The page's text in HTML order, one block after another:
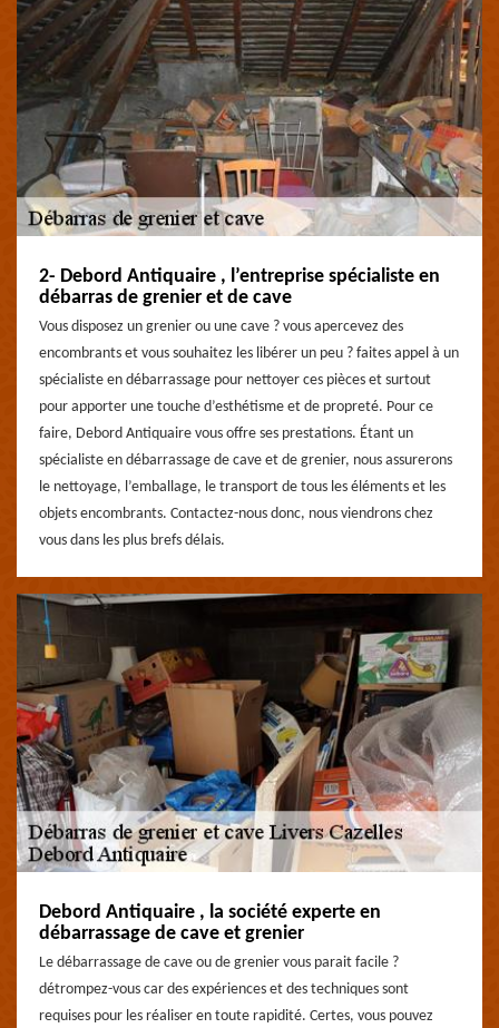
2- Debord Antiquaire , l’entreprise spécialiste en
débarras de grenier et de cave
Vous disposez un grenier ou une cave ? vous apercevez des
encombrants et vous souhaitez les libérer un peu ? faites appel à un
spécialiste en débarrassage pour nettoyer ces pièces et surtout
pour apporter une touche d’esthétisme et de propreté. Pour ce
faire, Debord Antiquaire vous offre ses prestations. Étant un
spécialiste en débarrassage de cave et de grenier, nous assurerons
le nettoyage, l’emballage, le transport de tous les éléments et les
objets encombrants. Contactez-nous donc, nous viendrons chez
vous dans les plus brefs délais.
Debord Antiquaire , la société experte en
débarrassage de cave et grenier
Le débarrassage de cave ou de grenier vous parait facile ?
détrompez-vous car des expériences et des techniques sont
requises pour les réaliser en toute rapidité. Certes, vous pouvez